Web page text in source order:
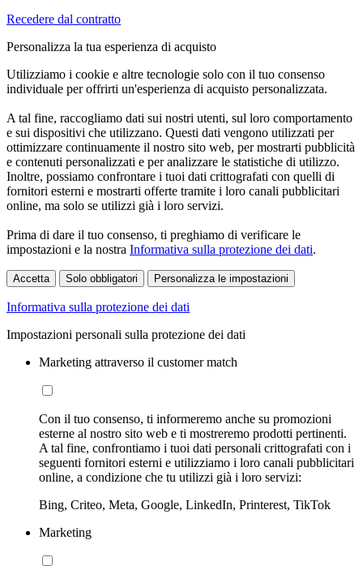
Recedere dal contratto
Personalizza la tua esperienza di acquisto
Utilizziamo i cookie e altre tecnologie solo con il tuo consenso
individuale per offrirti un'esperienza di acquisto personalizzata.
A tal fine, raccogliamo dati sui nostri utenti, sul loro comportamento
e sui dispositivi che utilizzano. Questi dati vengono utilizzati per
ottimizzare continuamente il nostro sito web, per mostrarti pubblicità
e contenuti personalizzati e per analizzare le statistiche di utilizzo.
Inoltre, possiamo confrontare i tuoi dati crittografati con quelli di
fornitori esterni e mostrarti offerte tramite i loro canali pubblicitari
online, ma solo se utilizzi già i loro servizi.
Prima di dare il tuo consenso, ti preghiamo di verificare le
impostazioni e la nostra Informativa sulla protezione dei dati.
Accetta Solo obbligatori Personalizza le impostazioni
Informativa sulla protezione dei dati
Impostazioni personali sulla protezione dei dati
Marketing attraverso il customer match
Con il tuo consenso, ti informeremo anche su promozioni
esterne al nostro sito web e ti mostreremo prodotti pertinenti.
A tal fine, confrontiamo i tuoi dati personali crittografati con i
seguenti fornitori esterni e utilizziamo i loro canali pubblicitari
online, a condizione che tu utilizzi già i loro servizi:
Bing, Criteo, Meta, Google, LinkedIn, Printerest, TikTok
Marketing